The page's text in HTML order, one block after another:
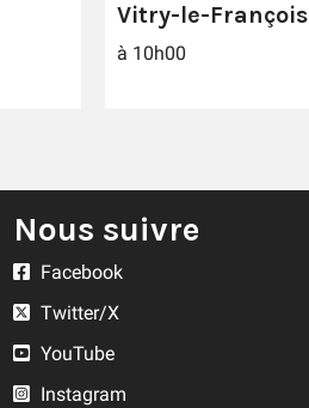
Vitry-le-François
à 10h00
Nous suivre
Facebook
Twitter/X
YouTube
Instagram